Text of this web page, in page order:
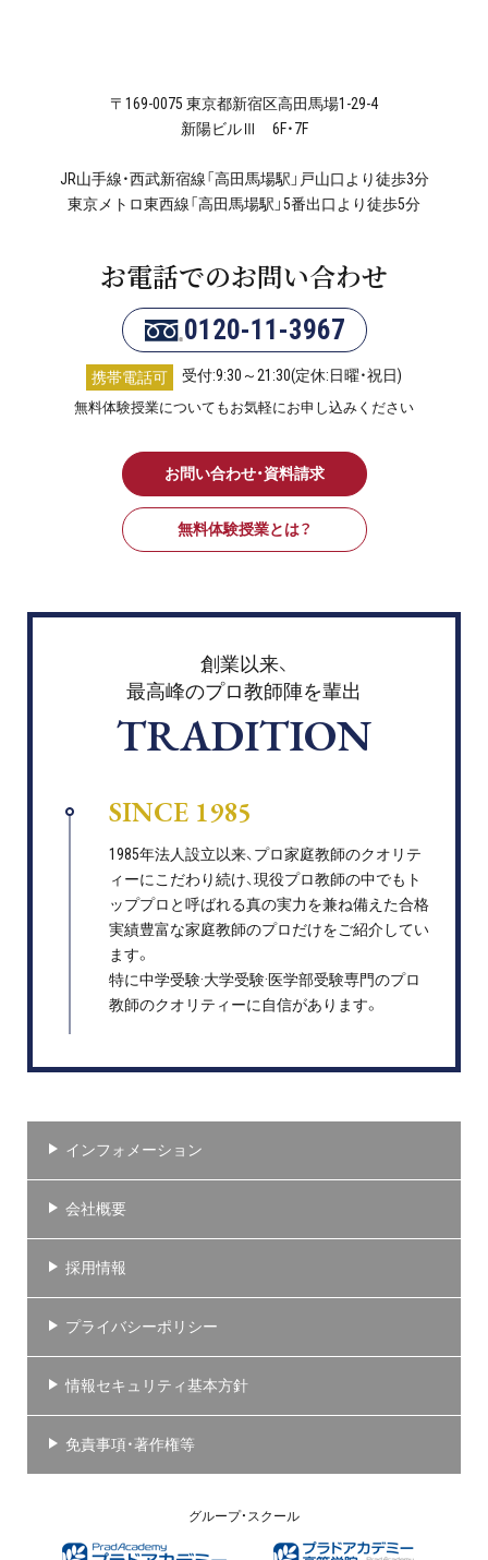
〒169-0075 東京都新宿区高田馬場1-29-4
新陽ビルⅢ 6F・7F
JR山手線・西武新宿線「高田馬場駅」戸山口より徒歩3分
東京メトロ東西線「高田馬場駅」5番出口より徒歩5分
お電話でのお問い合わせ
0120-11-3967
携帯電話可 受付:9:30～21:30(定休:日曜・祝日)
無料体験授業についてもお気軽にお申し込みください
お問い合わせ・資料請求
無料体験授業とは？
創業以来、
最高峰のプロ教師陣を輩出
TRADITION
SINCE 1985
1985年法人設立以来、プロ家庭教師のクオリテ
ィーにこだわり続け、現役プロ教師の中でもト
ッププロと呼ばれる真の実力を兼ね備えた合格
実績豊富な家庭教師のプロだけをご紹介してい
ます。
特に中学受験·大学受験·医学部受験専門のプロ
教師のクオリティーに自信があります。
インフォメーション
会社概要
採用情報
プライバシーポリシー
情報セキュリティ基本方針
免責事項・著作権等
グループ・スクール